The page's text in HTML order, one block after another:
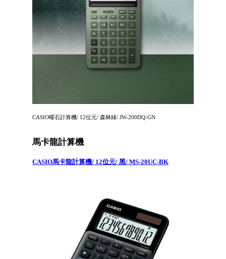
CASIO曜石計算機/ 12位元/ 森林綠/ JW-200DQ-GN
馬卡龍計算機
CASIO馬卡龍計算機/ 12位元/ 黑/ MS-20UC-BK